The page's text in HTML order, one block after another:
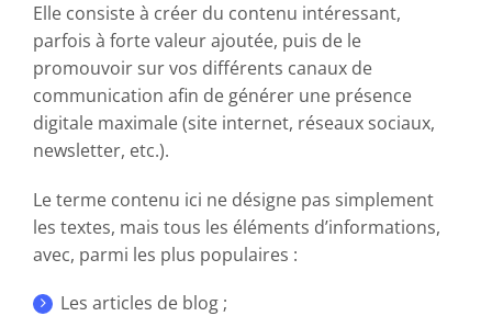
Elle consiste à créer du contenu intéressant,
parfois à forte valeur ajoutée, puis de le
promouvoir sur vos différents canaux de
communication afin de générer une présence
digitale maximale (site internet, réseaux sociaux,
newsletter, etc.).
Le terme contenu ici ne désigne pas simplement
les textes, mais tous les éléments d’informations,
avec, parmi les plus populaires :
Les articles de blog ;